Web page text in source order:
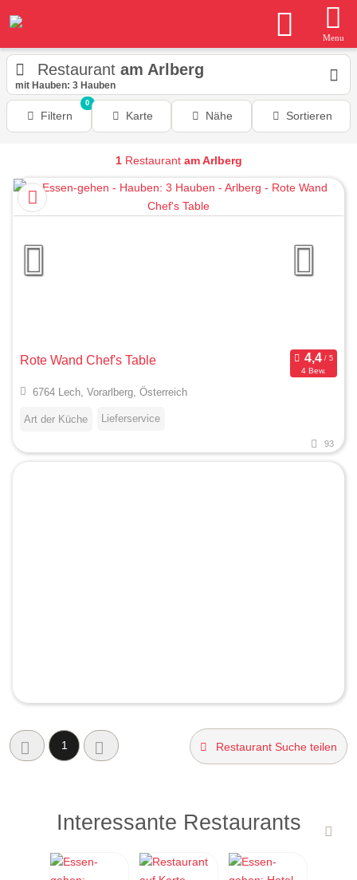
Menu
Restaurant am Arlberg
mit Hauben: 3 Hauben
Filtern
0
Karte Nähe Sortieren
1Restaurant am Arlberg
Rote Wand Chef's Table
4 Bew.
6764 Lech, Vorarlberg, Österreich
Art der Küche Lieferservice
93
1 Restaurant Suche teilen
Interessante Restaurants